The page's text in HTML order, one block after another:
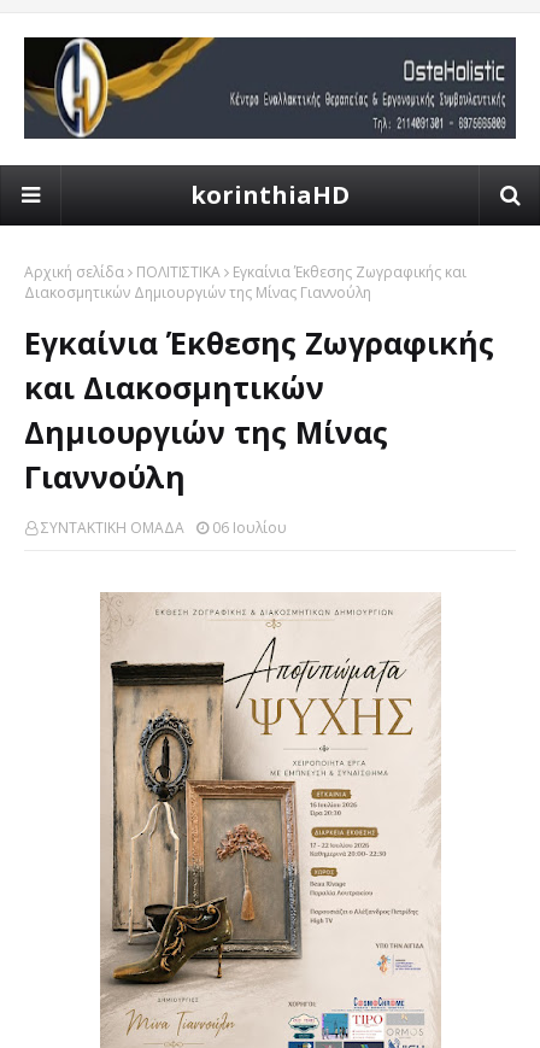
korinthiaHD
Αρχική σελίδα ΠΟΛΙΤΙΣΤΙΚΑ
Εγκαίνια Έκθεσης Ζωγραφικής και
Διακοσμητικών Δημιουργιών της Μίνας Γιαννούλη
Εγκαίνια Έκθεσης Ζωγραφικής
και Διακοσμητικών
Δημιουργιών της Μίνας
Γιαννούλη
ΣΥΝΤΑΚΤΙΚΗ ΟΜΑΔΑ 06 Ιουλίου